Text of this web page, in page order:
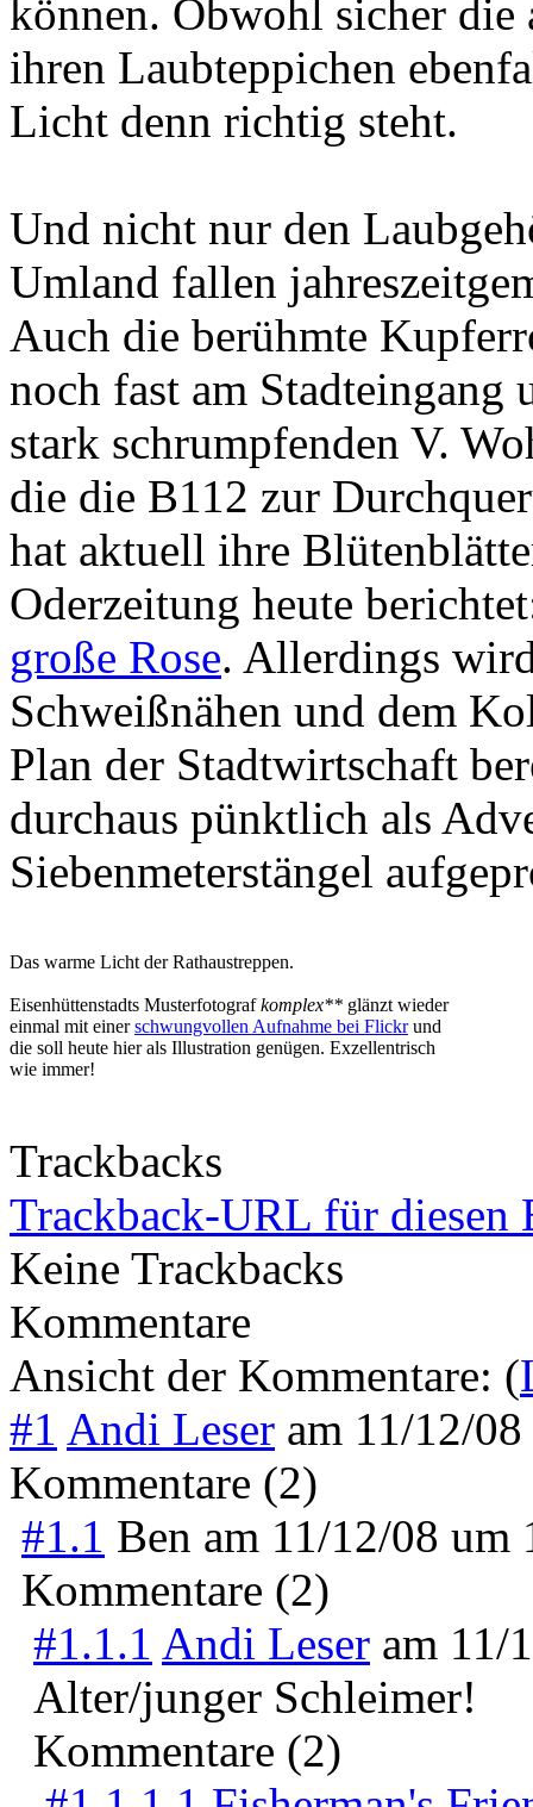
können. Obwohl sicher
ihren Laubteppichen
Licht denn richtig steht.
Und nicht nur den
Umland fallen
Auch die berühmte
noch fast am
stark schrumpfenden V.
die die B112 zur
hat aktuell ihre
Oderzeitung heute
große Rose. Allerdings
Schweißnähen und dem
Plan der Stadtwirtschaft
durchaus pünktlich als
Siebenmeterstängel
Das warme Licht der Rathaustreppen.
Eisenhüttenstadts Musterfotografkomplex** glänzt wieder
einmal mit einerschwungvollen Aufnahme bei Flickrund
die soll heute hier als Illustration genügen. Exzellentrisch
wie immer!
Trackbacks
Trackback-URL für diesen
Keine Trackbacks
Kommentare
Ansicht der Kommentare: (
#1 Andi Leser am 11/12/
Kommentare (2)
#1.1 Ben am 11/12/08 um
Kommentare (2)
#1.1.1 Andi Leser am 11/
Alter/junger Schleimer!
Kommentare (2)